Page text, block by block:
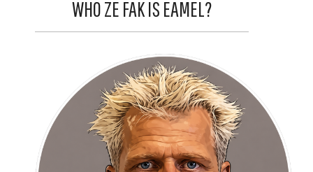
WHO ZE FAK IS EAMEL?